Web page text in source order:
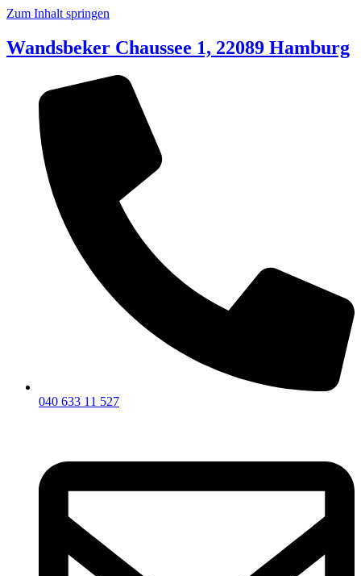
Zum Inhalt springen
Wandsbeker Chaussee 1, 22089 Hamburg
040 633 11 527